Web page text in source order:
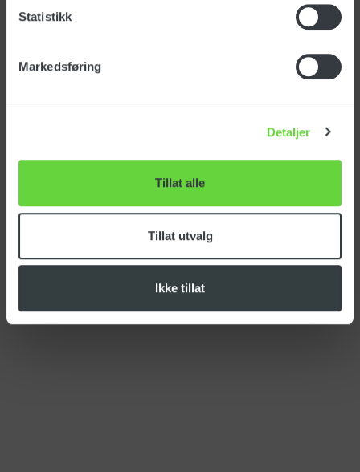
Statistikk
Markedsføring
Detaljer
Tillat alle
Tillat utvalg
Ikke tillat
TRAILERPACK 500/15
TRAILERPACK 280/15
Art.nr.: 161334